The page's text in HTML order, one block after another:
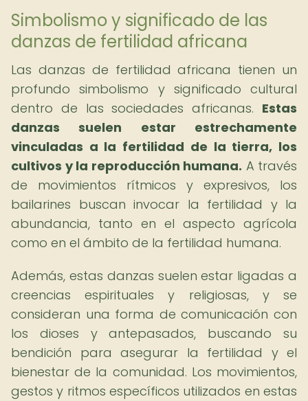
Simbolismo y significado de las
danzas de fertilidad africana
Las danzas de fertilidad africana tienen un
profundo simbolismo y significado cultural
dentro de las sociedades africanas. Estas
danzas suelen estar estrechamente
vinculadas a la fertilidad de la tierra, los
cultivos y la reproducción humana. A través
de movimientos rítmicos y expresivos, los
bailarines buscan invocar la fertilidad y la
abundancia, tanto en el aspecto agrícola
como en el ámbito de la fertilidad humana.
Además, estas danzas suelen estar ligadas a
creencias espirituales y religiosas, y se
consideran una forma de comunicación con
los dioses y antepasados, buscando su
bendición para asegurar la fertilidad y el
bienestar de la comunidad. Los movimientos,
gestos y ritmos específicos utilizados en estas